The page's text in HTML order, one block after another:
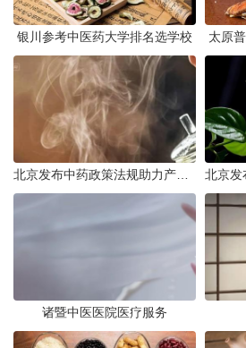
银川参考中医药大学排名选学校 太原
诸暨中医医院医疗服务